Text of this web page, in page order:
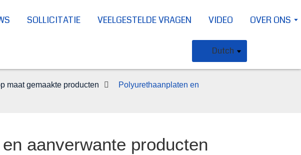
SOLLICITATIE VEELGESTELDE VRAGEN VIDEO OVER ONS
Dutch
maat gemaakte producten
Polyurethaanplaten en
aanverwante producten